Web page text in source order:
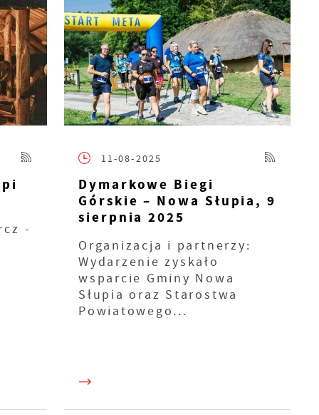
-
11-08-2025
Dymarkowe Biegi
Górskie – Nowa Słupia, 9
sierpnia 2025
Organizacja i partnerzy:
Wydarzenie zyskało
wsparcie Gminy Nowa
Słupia oraz Starostwa
Powiatowego...